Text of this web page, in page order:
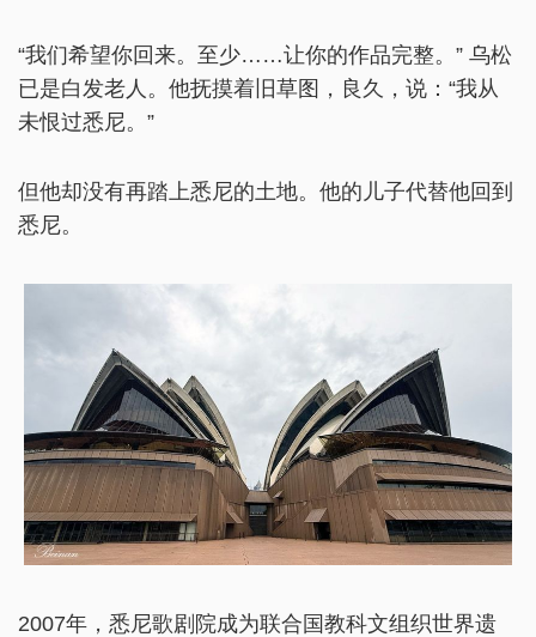
“我们希望你回来。至少……让你的作品完整。” 乌松
已是白发老人。他抚摸着旧草图，良久，说：“我从
未恨过悉尼。”
但他却没有再踏上悉尼的土地。他的儿子代替他回到
悉尼。
2007年，悉尼歌剧院成为联合国教科文组织世界遗